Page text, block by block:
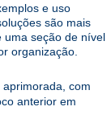
e uso
são mais
uma seção de nível
organização.
com
anterior em